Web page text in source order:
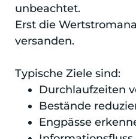
unbeachtet.
Erst die
versanden.
Typische Ziele sind:
Durchlaufzeiten
Bestände
Engpässe